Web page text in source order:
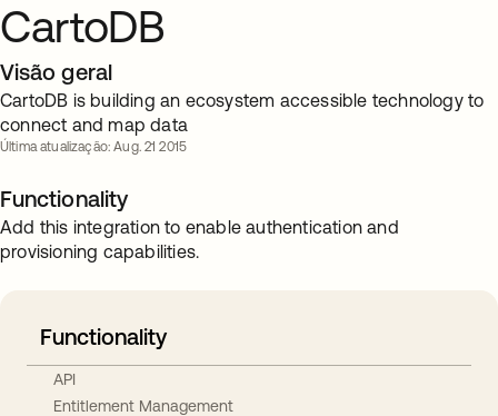
CartoDB
Visão geral
CartoDB is building an ecosystem accessible technology to
connect and map data
Última atualização: Aug. 21 2015
Functionality
Add this integration to enable authentication and
provisioning capabilities.
Functionality
API
Entitlement Management